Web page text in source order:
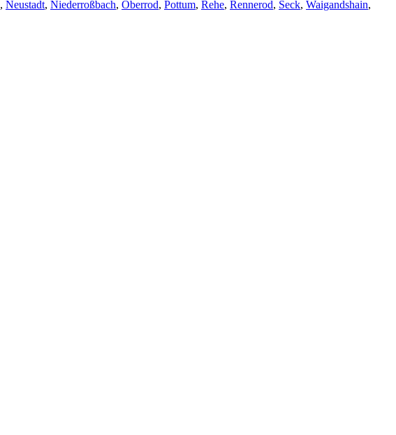
, Neustadt, Niederroßbach, Oberrod, Pottum, Rehe, Rennerod, Seck, Waigandshain,